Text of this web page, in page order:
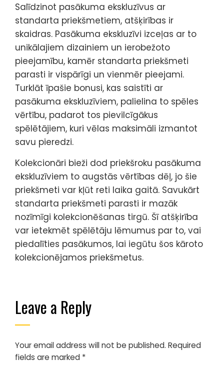
Salīdzinot pasākuma ekskluzīvus ar
standarta priekšmetiem, atšķirības ir
skaidras. Pasākuma ekskluzīvi izceļas ar to
unikālajiem dizainiem un ierobežoto
pieejamību, kamēr standarta priekšmeti
parasti ir vispārīgi un vienmēr pieejami.
Turklāt īpašie bonusi, kas saistīti ar
pasākuma ekskluzīviem, palielina to spēles
vērtību, padarot tos pievilcīgākus
spēlētājiem, kuri vēlas maksimāli izmantot
savu pieredzi.
Kolekcionāri bieži dod priekšroku pasākuma
ekskluzīviem to augstās vērtības dēļ, jo šie
priekšmeti var kļūt reti laika gaitā. Savukārt
standarta priekšmeti parasti ir mazāk
nozīmīgi kolekcionēšanas tirgū. Šī atšķirība
var ietekmēt spēlētāju lēmumus par to, vai
piedalīties pasākumos, lai iegūtu šos kāroto
kolekcionējamos priekšmetus.
Leave a Reply
Your email address will not be published. Required
fields are marked *